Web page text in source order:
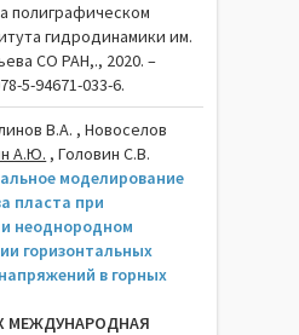
полиграфическом
гидродинамики им.
СО РАН,., 2020. –
5-94671-033-6.
В.А. , Новоселов
А.Ю. , Головин С.В.
моделирование
пласта при
неоднородном
горизонтальных
в горных
МЕЖДУНАРОДНАЯ